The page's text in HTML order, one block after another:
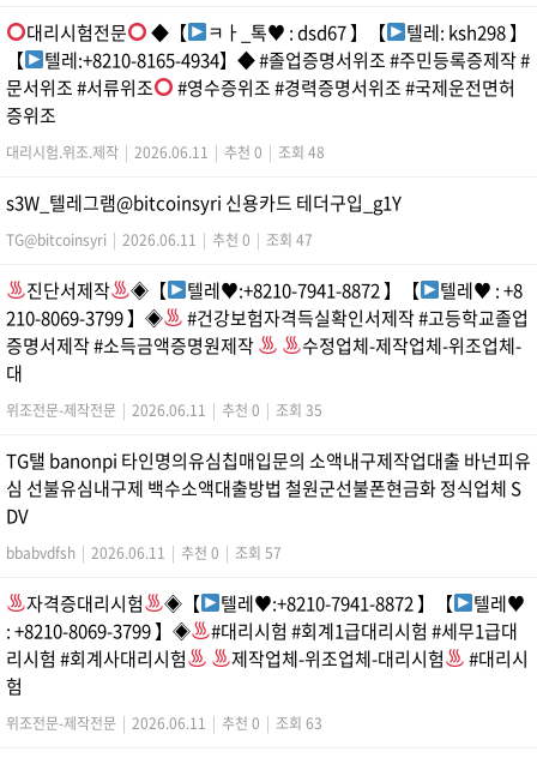
대리시험전문 ◆【 ㅋㅏ_톡♥ : dsd67 】【
텔레: ksh298 】
【
텔레:+8210-8165-4934】◆ #졸업증명서위조 #주민등록증제작 #
문서위조 #서류위조
#영수증위조 #경력증명서위조 #국제운전면허
증위조
대리시험.위조.제작 | 2026.06.11 | 추천 0 | 조회 48
s3W_텔레그램@bitcoinsyri 신용카드 테더구입_g1Y
TG@bitcoinsyri | 2026.06.11 | 추천 0 | 조회 47
진단서제작 ◈【 텔레♥:+8210-7941-8872 】【 텔레♥ : +8
210-8069-3799 】◈
#건강보험자격득실확인서제작 #고등학교졸업
증명서제작 #소득금액증명원제작
수정업체-제작업체-위조업체-
대
위조전문-제작전문 | 2026.06.11 | 추천 0 | 조회 35
TG탤 banonpi 타인명의유심칩매입문의 소액내구제작업대출 바넌피유
심 선불유심내구제 백수소액대출방법 철원군선불폰현금화 정식업체 S
DV
bbabvdfsh | 2026.06.11 | 추천 0 | 조회 57
자격증대리시험 ◈【 텔레♥:+8210-7941-8872 】【 텔레♥
: +8210-8069-3799 】◈
#대리시험 #회계1급대리시험 #세무1급대
리시험 #회계사대리시험
제작업체-위조업체-대리시험
#대리시
험
위조전문-제작전문 | 2026.06.11 | 추천 0 | 조회 63